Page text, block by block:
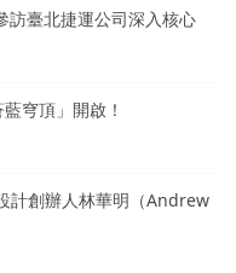
訪臺北捷運公司深入核心
穹頂」開啟！
計創辦人林華明（Andrew